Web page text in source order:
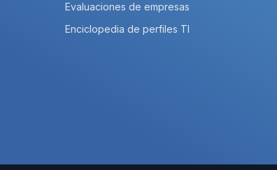
Evaluaciones de empresas
Enciclopedia de perfiles TI